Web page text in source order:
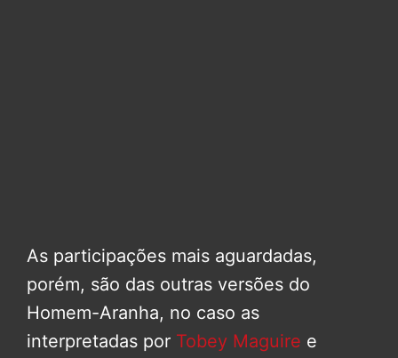
As participações mais aguardadas,
porém, são das outras versões do
Homem-Aranha, no caso as
interpretadas por Tobey Maguire e